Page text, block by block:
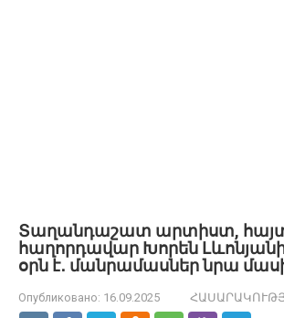
Տաղանդաշատ արտիստ,
հաղորդավար Խորեն
օրն է․ մանրամասներ նրա
Опубликовано: 16.09.2025